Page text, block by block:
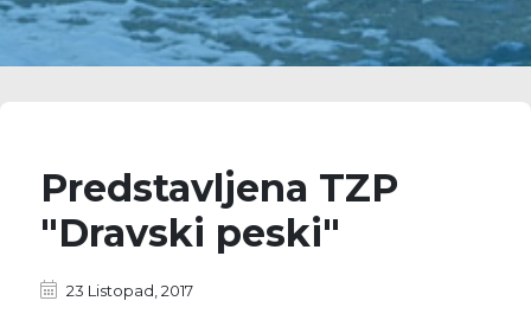
Predstavljena TZP
"Dravski peski"
23 Listopad, 2017